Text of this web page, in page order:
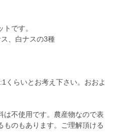
です。
、白ナスの3種
らいとお考え下さい。おおよ
は不使用です。農産物なので表
のもあります。ご理解頂ける